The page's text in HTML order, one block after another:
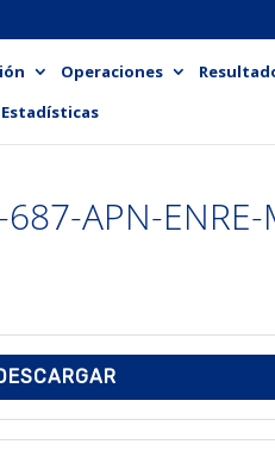
Operaciones
APN-ENRE-